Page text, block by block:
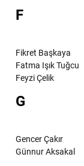
F
Fikret Başkaya
Fatma Işık Tuğcu
Feyzi Çelik
G
Gencer Çakır
Günnur Aksakal